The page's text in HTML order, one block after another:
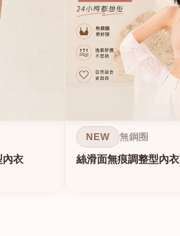
內衣
NEW 無鋼圈
絲滑面無痕調整型內衣